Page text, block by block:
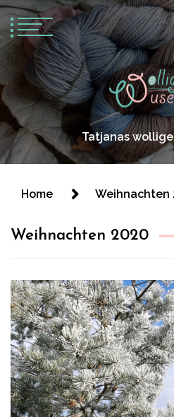
Tatjanas
Home Weihnachten
Weihnachten 2020